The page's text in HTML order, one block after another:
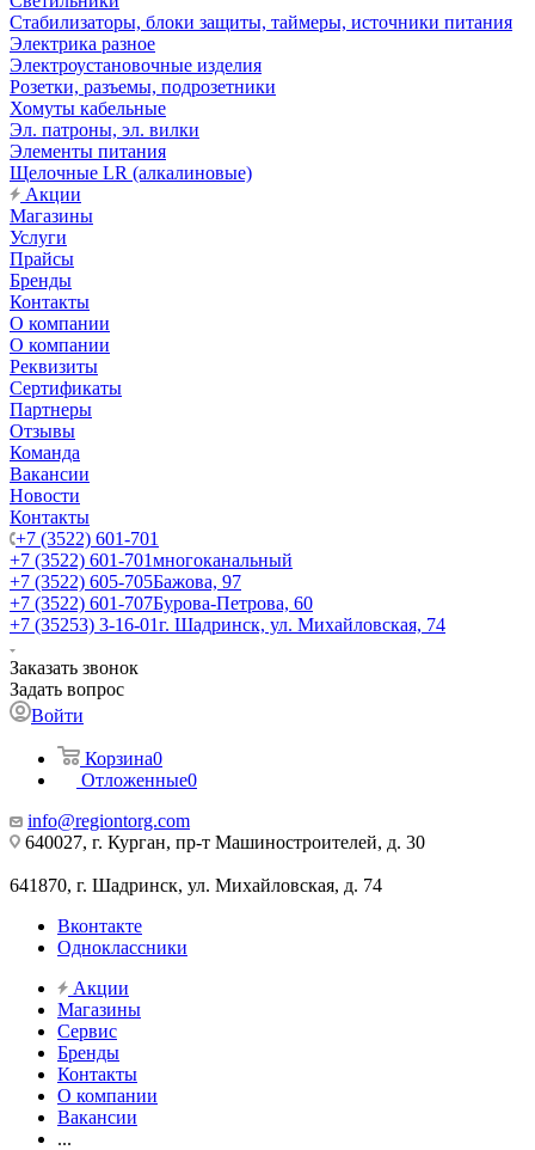
Стабилизаторы, блоки защиты, таймеры, источники питания
Электрика разное
Электроустановочные изделия
Розетки, разъемы, подрозетники
Хомуты кабельные
Эл. патроны, эл. вилки
Элементы питания
Щелочные LR (алкалиновые)
Акции
Магазины
Услуги
Прайсы
Бренды
Контакты
О компании
О компании
Реквизиты
Сертификаты
Партнеры
Отзывы
Команда
Вакансии
Новости
Контакты
+7 (3522) 601-701
+7 (3522) 601-701многоканальный
+7 (3522) 605-705Бажова, 97
+7 (3522) 601-707Бурова-Петрова, 60
+7 (35253) 3-16-01г. Шадринск, ул. Михайловская, 74
Заказать звонок
Задать вопрос
Войти
Корзина0
Отложенные0
info@regiontorg.com
640027, г. Курган, пр-т Машиностроителей, д. 30
641870, г. Шадринск, ул. Михайловская, д. 74
Вконтакте
Одноклассники
Акции
Магазины
Сервис
Бренды
Контакты
О компании
Вакансии
...